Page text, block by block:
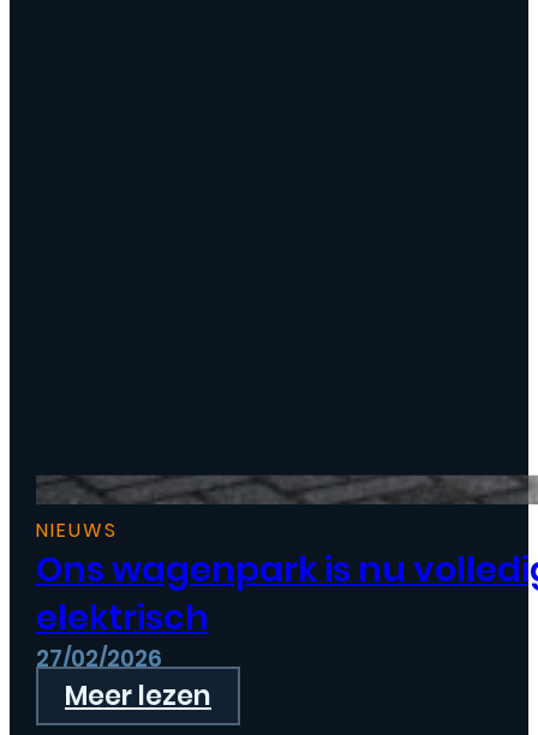
NIEUWS
Ons wagenpark is nu
elektrisch
27/02/2026
Meer lezen